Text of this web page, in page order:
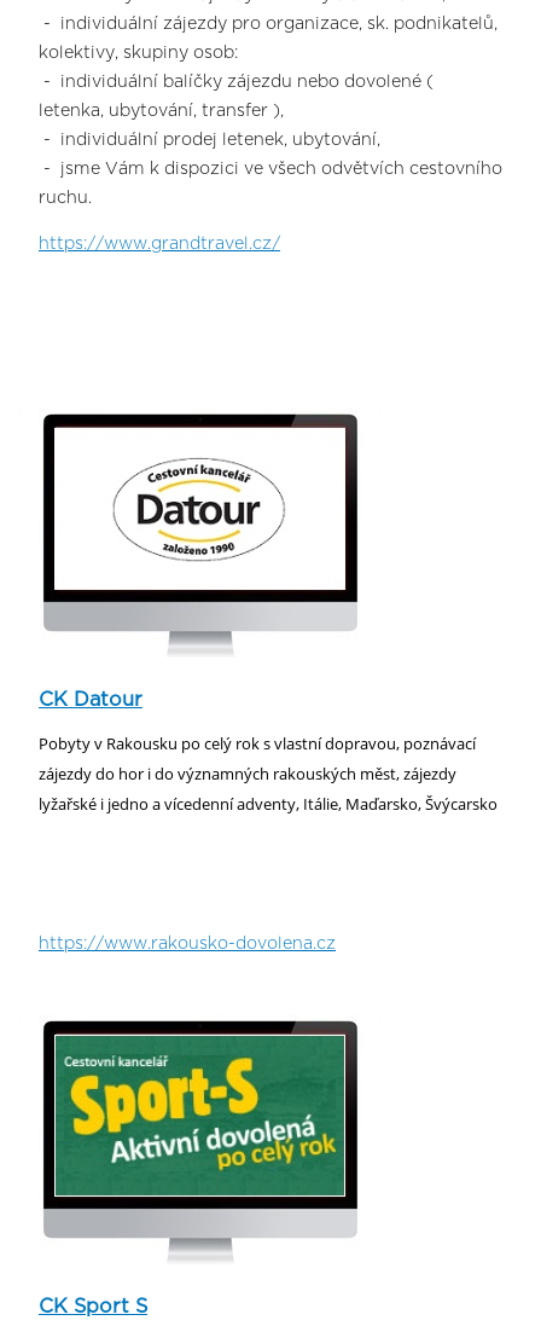
- individuální zájezdy pro organizace, sk. podnikatelů,
kolektivy, skupiny osob:
- individuální balíčky zájezdu nebo dovolené (
letenka, ubytování, transfer ),
- individuální prodej letenek, ubytování,
- jsme Vám k dispozici ve všech odvětvích cestovního
ruchu.
https://www.grandtravel.cz/
CK Datour
Pobyty v Rakousku po celý rok s vlastní dopravou, poznávací
zájezdy do hor i do významných rakouských měst, zájezdy
lyžařské i jedno a vícedenní adventy, Itálie, Maďarsko, Švýcarsko
https://www.rakousko-dovolena.cz
CK Sport S